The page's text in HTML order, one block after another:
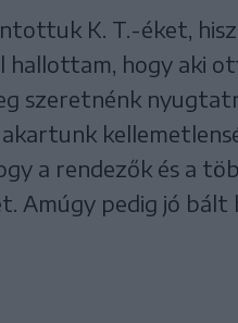
K. T.-éket,
hogy aki
szeretnénk
a rendezők és a
Amúgy pedig jó bált